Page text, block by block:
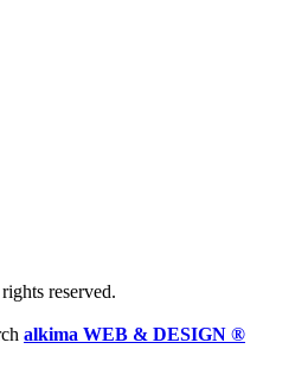
reserved.
alkima WEB & DESIGN ®